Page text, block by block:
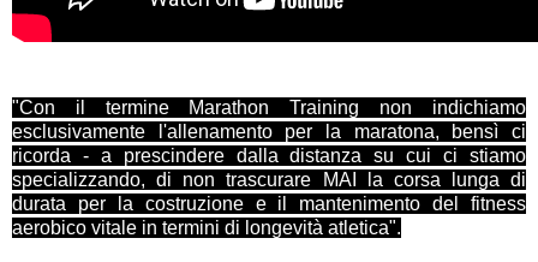
"Con il termine Marathon Training non indichiamo
esclusivamente l'allenamento per la maratona, bensì ci
ricorda - a prescindere dalla distanza su cui ci stiamo
specializzando, di non trascurare MAI la corsa lunga di
durata per la costruzione e il mantenimento del fitness
aerobico vitale in termini di longevità atletica".